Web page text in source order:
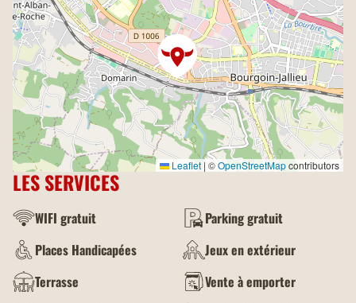
Leaflet | ©OpenStreetMapcontributors
LES SERVICES
WIFI gratuit
Parking gratuit
Places Handicapées
Jeux en extérieur
Terrasse
Vente à emporter